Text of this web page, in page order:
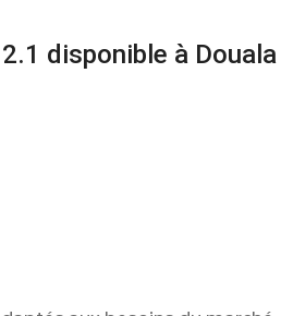
disponible à Douala